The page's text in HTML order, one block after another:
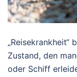
„Reisekrankheit“
Zustand, den
oder Schiff